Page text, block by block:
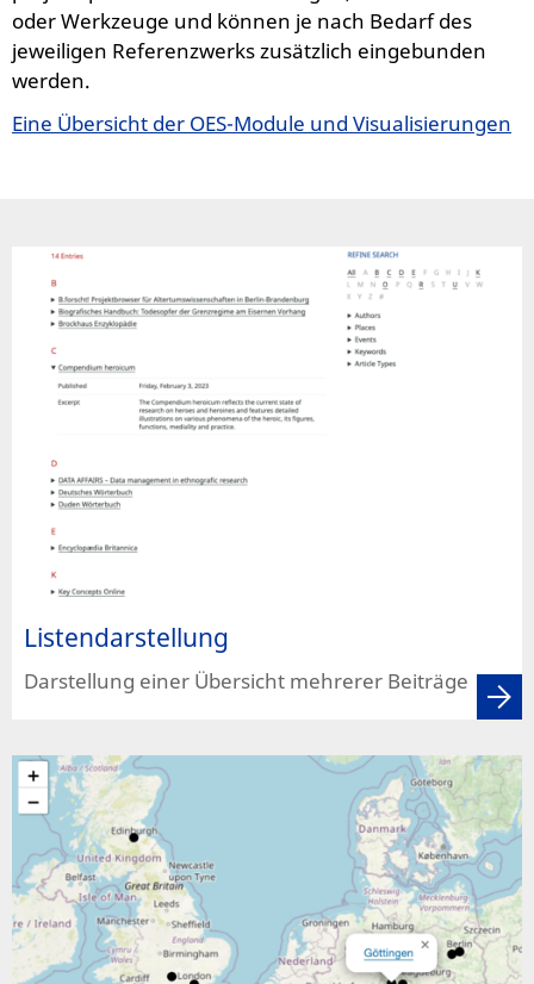
oder Werkzeuge und können je nach Bedarf des
jeweiligen Referenzwerks zusätzlich eingebunden
werden.
Eine Übersicht der OES-Module und Visualisierungen
Listendarstellung
Darstellung einer Übersicht mehrerer Beiträge